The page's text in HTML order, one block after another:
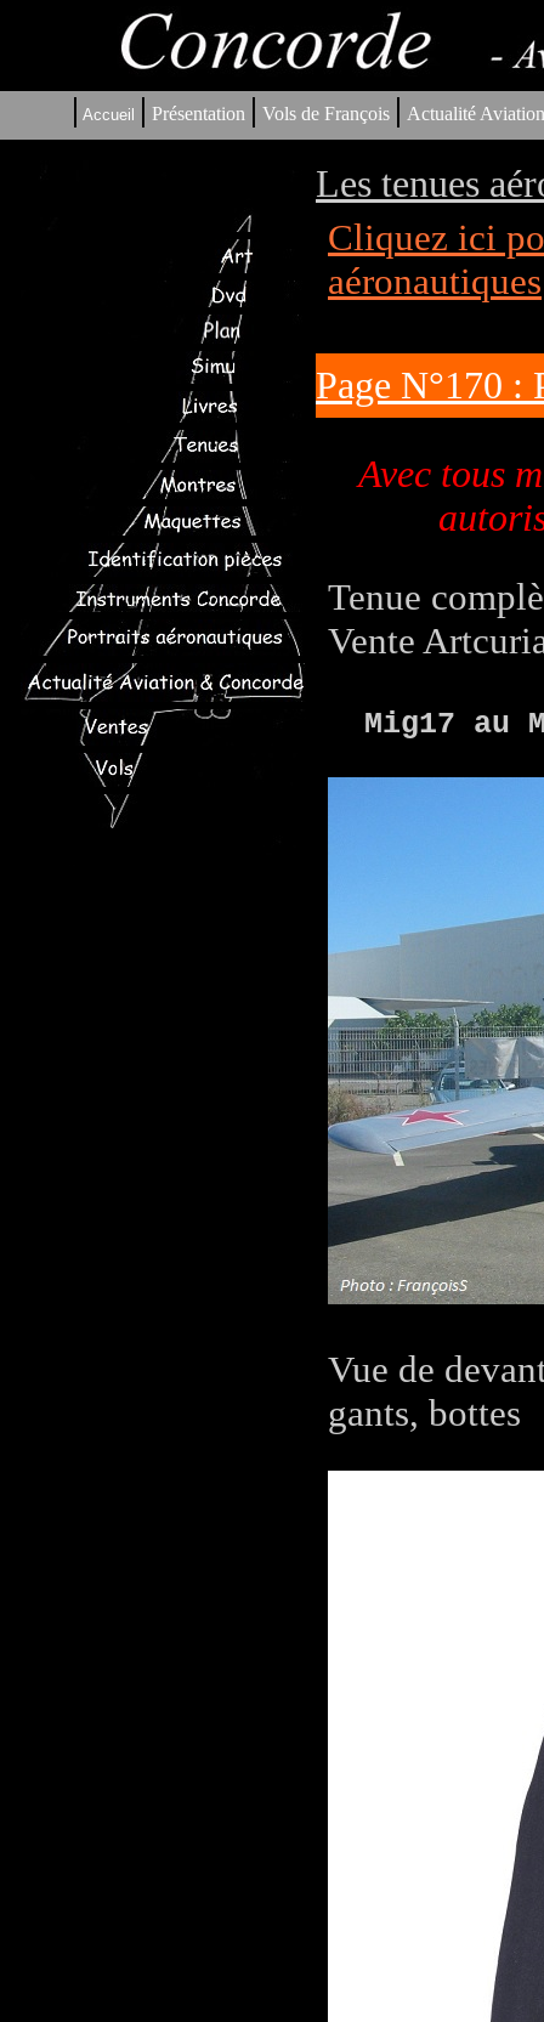
| Accueil | Présentation | Vols de François | Actualité
Les tenues
Cliquez ici
aéronautiques
Page N°170
Avec tous
Tenue
Vente
Mig17 au
Vue de
gants, bottes